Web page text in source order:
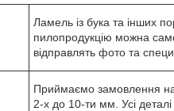
Ламель із бука та інших
пилопродукцію можна
відправлять фото та
Приймаємо замовлення
2-х до 10-ти мм. Усі